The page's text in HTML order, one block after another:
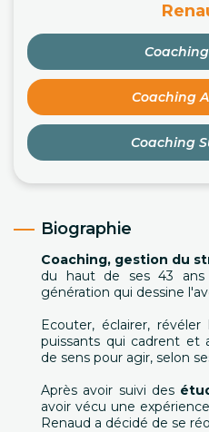
Coaching
Coaching
Biographie
Coaching, gestion du
du haut de ses 43
génération qui dessine
Ecouter, éclairer,
puissants qui cadrent et
de sens pour agir, selon
Après avoir suivi des
avoir vécu une
Renaud a décidé de se